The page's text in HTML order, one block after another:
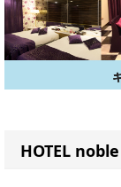
HOTEL noble